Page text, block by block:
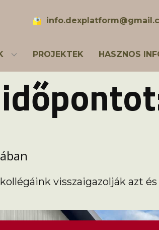
PROJEKTEK HASZNOS
visszaigazolják azt